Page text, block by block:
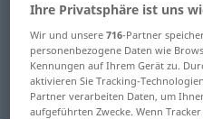
Übersicht aller
(Für mehr Details die
run, operate
Ihre Privatsphäre ist uns
Wir und unsere716-Partner
personenbezogene Daten wie
Kennungen auf Ihrem Gerät zu.
aktivieren Sie Tracking-
Partner verarbeiten Daten, um
aufgeführten Zwecke. Wenn